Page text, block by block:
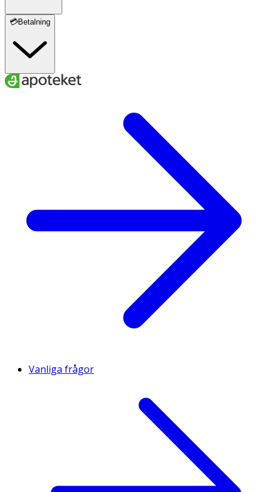
💳Betalning
Vanliga frågor